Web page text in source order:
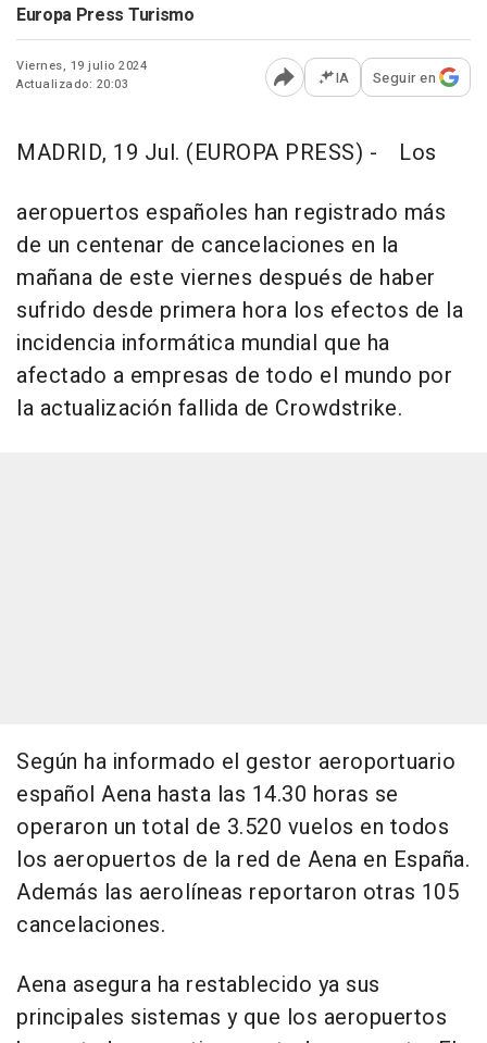
Europa Press Turismo
Viernes, 19 julio 2024
Actualizado: 20:03
Abrir opciones para
IA Seguir en
MADRID, 19 Jul. (EUROPA PRESS) -
Los
aeropuertos españoles han registrado más
de un centenar de cancelaciones en la
mañana de este viernes después de haber
sufrido desde primera hora los efectos de la
incidencia informática mundial que ha
afectado a empresas de todo el mundo por
la actualización fallida de Crowdstrike.
Según ha informado el gestor aeroportuario
español Aena hasta las 14.30 horas se
operaron un total de 3.520 vuelos en todos
los aeropuertos de la red de Aena en España.
Además las aerolíneas reportaron otras 105
cancelaciones.
Aena asegura ha restablecido ya sus
principales sistemas y que los aeropuertos